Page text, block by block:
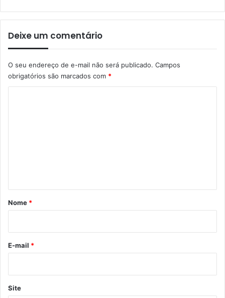
Deixe um comentário
O seu endereço de e-mail não será publicado. Campos
obrigatórios são marcados com *
r
*
Nome *
E-mail *
Site